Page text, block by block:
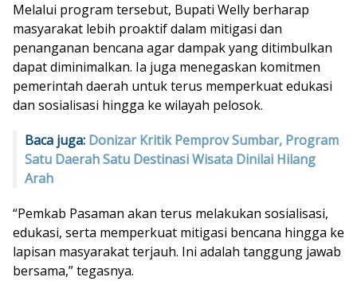
Melalui program tersebut, Bupati Welly berharap
masyarakat lebih proaktif dalam mitigasi dan
penanganan bencana agar dampak yang ditimbulkan
dapat diminimalkan. Ia juga menegaskan komitmen
pemerintah daerah untuk terus memperkuat edukasi
dan sosialisasi hingga ke wilayah pelosok.
Baca juga: Donizar Kritik Pemprov Sumbar, Program
Satu Daerah Satu Destinasi Wisata Dinilai Hilang
Arah
“Pemkab Pasaman akan terus melakukan sosialisasi,
edukasi, serta memperkuat mitigasi bencana hingga ke
lapisan masyarakat terjauh. Ini adalah tanggung jawab
bersama,” tegasnya.